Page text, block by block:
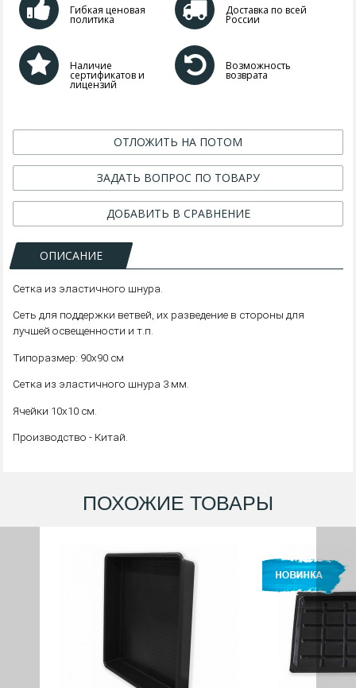
Гибкая ценовая
политика
Доставка по всей
России
Наличие
сертификатов и
лицензий
Возможность
возврата
ОТЛОЖИТЬ НА ПОТОМ
ЗАДАТЬ ВОПРОС ПО ТОВАРУ
ДОБАВИТЬ В СРАВНЕНИЕ
ОПИСАНИЕ
Сетка из эластичного шнура.
Сеть для поддержки ветвей, их разведение в стороны для
лучшей освещенности и т.п.
Типоразмер: 90х90 см
Сетка из эластичного шнура 3 мм.
Ячейки 10х10 см.
Производство - Китай.
ПОХОЖИЕ ТОВАРЫ